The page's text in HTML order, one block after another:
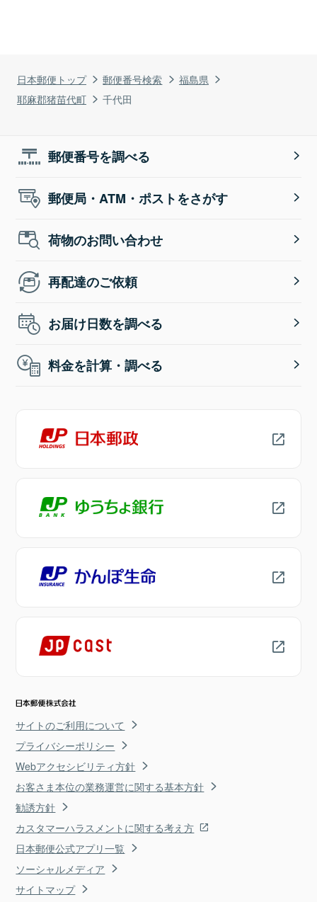
日本郵便トップ 郵便番号検索
福島県
耶麻郡猪苗代町
千代田
郵便番号を調べる
郵便局・ATM・ポストをさがす
荷物のお問い合わせ
再配達のご依頼
お届け日数を調べる
料金を計算・調べる
サイトのご利用について
プライバシーポリシー
Webアクセシビリティ方針
お客さま本位の業務運営に関する基本方針
勧誘方針
カスタマーハラスメントに関する考え方
日本郵便公式アプリ一覧
ソーシャルメディア
サイトマップ